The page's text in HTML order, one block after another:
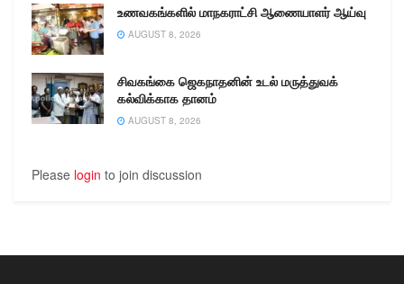
உணவகங்களில் மாநகராட்சி ஆணையாளர் ஆய்வு
AUGUST 8, 2026
சிவகங்கை ஜெகநாதனின் உடல் மருத்துவக்
கல்விக்காக தானம்
AUGUST 8, 2026
Please login to join discussion